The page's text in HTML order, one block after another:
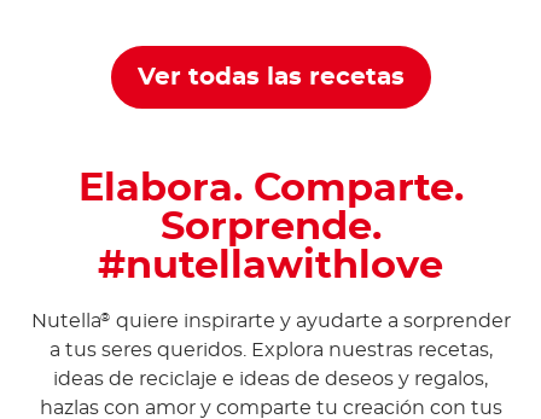
Ver todas las recetas
Elabora. Comparte.
Sorprende.
#nutellawithlove
Nutella® quiere inspirarte y ayudarte a sorprender
a tus seres queridos. Explora nuestras recetas,
ideas de reciclaje e ideas de deseos y regalos,
hazlas con amor y comparte tu creación con tus